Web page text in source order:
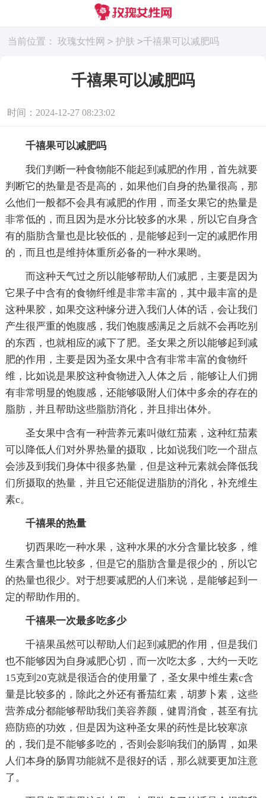
当前位置： 玫瑰女性网 > 护肤 >千禧果可以减肥吗
千禧果可以减肥吗
时间：2024-12-27 08:23:02
千禧果可以减肥吗
我们判断一种食物能不能起到减肥的作用，首先就要
判断它的热量是否是高的，如果他们自身的热量很高，那
么他们一般都不会具有减肥的作用，而圣女果它的热量是
非常低的，而且因为是水分比较多的水果，所以它自身含
有的脂肪含量也是比较低的，是能够起到一定的减肥作用
的，而且也是维持体重所必备的一种水果哟。
而这种天气过之所以能够帮助人们减肥，主要是因为
它果子中含有的食物纤维是非常丰富的，其中最丰富的是
这种果胶，如果交这种缘分进入我们人体的话，会让我们
产生很严重的饱腹感，我们饱腹感满足之后就不会再吃别
的东西，也就相应的减下了肥。圣女果之所以能够起到减
肥的作用，主要是因为圣女果中含有非常丰富的食物纤
维，比如说是果胶这种食物进入人体之后，能够让人们拥
有非常明显的饱腹感，还能够吸附人们体中多余的存在的
脂肪，并且帮助这些脂肪消化，并且排出体外。
圣女果中含有一种营养元素叫做红茄素，这种红茄素
可以降低人们对外界热量的摄取，比如说我们吃一个甜点
会涉及到我们身体中很多热量，但是这种元素就会降低我
们所摄取的热量，并且它还能促进脂肪的消化，补充维生
素c。
千禧果的热量
切西果吃一种水果，这种水果的水分含量比较多，维
生素含量也比较多，但是它的脂肪含量是很少的，所以它
的热量也很少。对于想要减肥的人们来说，是能够起到一
定的帮助作用的。
千禧果一次最多吃多少
千禧果虽然可以帮助人们起到减肥的作用，但是我们
也不能够因为自身减肥心切，而一次吃太多，大约一天吃
15克到20克就是很适合的使用量了，圣女果中维生素c含
量是比较多的，除此之外还有番茄红素，胡萝卜素，这些
营养成分都能够帮助我们美容养颜，健胃消食，甚至有抗
癌防癌的功效，但是因为这种圣女果的药性是比较寒凉
的，我们是不能够多吃的，否则会影响我们的肠胃，如果
人们本身的肠胃功能就不是很好的话，那么就要更加注意
了。